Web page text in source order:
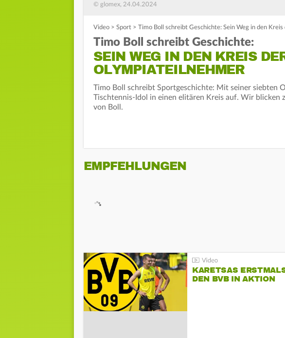
© glomex, 24.04.2024
Video > Sport > Timo Boll schreibt Geschichte: Sein Weg in den
Timo Boll schreibt Geschichte:
SEIN WEG IN DEN KREIS
OLYMPIATEILNEHMER
Timo Boll schreibt Sportgeschichte: Mit seiner siebten
Tischtennis-Idol in einen elitären Kreis auf. Wir blicken
von Boll.
EMPFEHLUNGEN
KARETSAS
DEN BVB IN AKTION